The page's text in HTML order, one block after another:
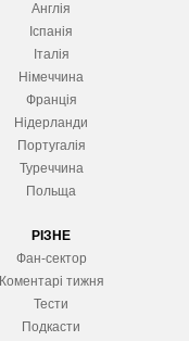
Англія
Іспанія
Італія
Німеччина
Франція
Нідерланди
Португалія
Туреччина
Польща
РІЗНЕ
Фан-сектор
Коментарі тижня
Тести
Подкасти